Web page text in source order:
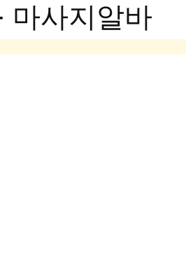
마사지알바